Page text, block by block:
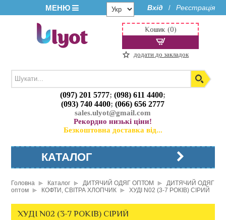
МЕНЮ Вхід / Реєстрація
(097) 201 5777;(098) 611 4400;
(093) 740 4400;(066) 656 2777
sales.ulyot@gmail.com
Рекордно низькі ціни!
Безкоштовна доставка від...
Кошик (0)
додати до закладок
КАТАЛОГ
Головна Каталог ДИТЯЧИЙ ОДЯГ ОПТОМ
ДИТЯЧИЙ ОДЯГ
оптом
КОФТИ, СВІТРА ХЛОПЧИК ХУДІ N02 (3-7 РОКІВ) СІРИЙ
ХУДІ N02 (3-7 РОКІВ) СІРИЙ